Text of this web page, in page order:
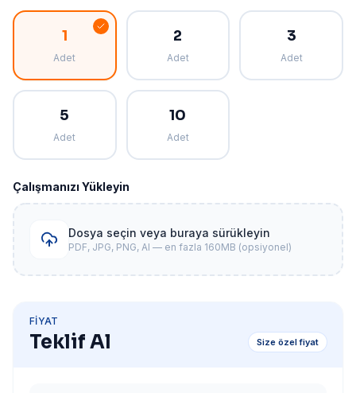
1
Adet
2
Adet
3
Adet
5
Adet
10
Adet
Çalışmanızı Yükleyin
Dosya seçin veya buraya sürükleyin
PDF, JPG, PNG, AI — en fazla 160MB (opsiyonel)
FIYAT
Teklif Al Size özel fiyat